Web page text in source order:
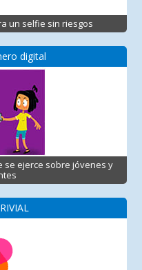
un selfie sin riesgos
digital
se ejerce sobre jóvenes y